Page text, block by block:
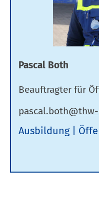
Pascal Both
Beauftragter für
Ausbildung